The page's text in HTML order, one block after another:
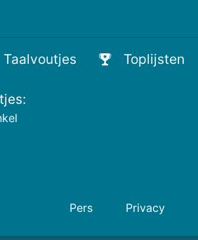
Taalvoutjes Toplijsten
Pers Privacy